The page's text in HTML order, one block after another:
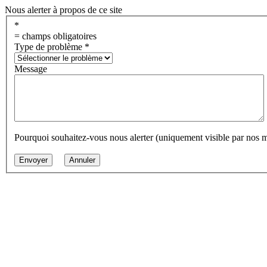
Nous alerter à propos de ce site
*
= champs obligatoires
Type de problème *
Message
Pourquoi souhaitez-vous nous alerter (uniquement visible par nos